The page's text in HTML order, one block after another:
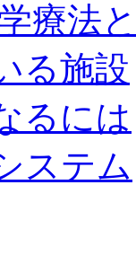
療法
る施設
るには
ステム